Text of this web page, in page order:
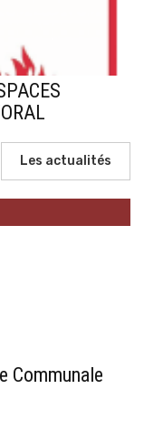
Les actualités
Communale